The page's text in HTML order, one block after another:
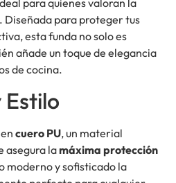
. Diseñada para proteger tus
esta funda no solo es
añade un toque de elegancia
de cocina.
cuero PU, un material
asegura lamáxima protección
moderno y sofisticado la